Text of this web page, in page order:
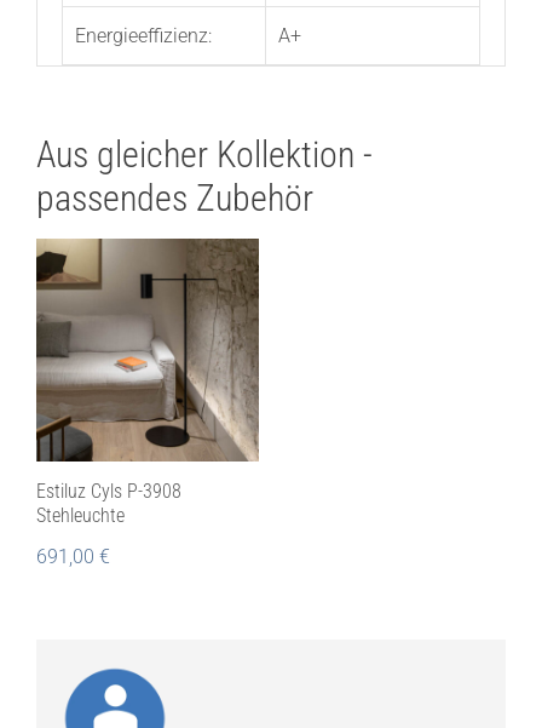
Energieeffizienz: A+
Aus gleicher Kollektion -
passendes Zubehör
Estiluz Cyls P-3908
Stehleuchte
691,00 €